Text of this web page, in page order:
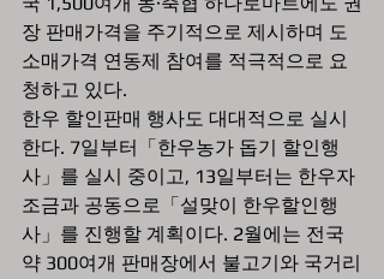
장 판매가격을 주기적으로 제시하며 도
소매가격 연동제 참여를 적극적으로 요
청하고 있다.
한우 할인판매 행사도 대대적으로 실시
한다. 7일부터「한우농가 돕기 할인행
사」를 실시 중이고, 13일부터는 한우자
조금과 공동으로「설맞이 한우할인행
사」를 진행할 계획이다. 2월에는 전국
약 300여개 판매장에서 불고기와 국거리